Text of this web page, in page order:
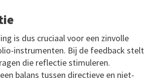
is dus cruciaal voor een zinvolle
instrumenten. Bij de feedback stelt
die reflectie stimuleren.
balans tussen directieve en niet-